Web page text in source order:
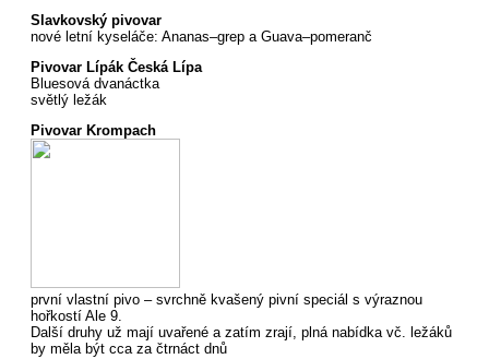
Slavkovský pivovar
nové letní kyseláče: Ananas–grep a Guava–pomeranč
Pivovar Lípák Česká Lípa
Bluesová dvanáctka
světlý ležák
Pivovar Krompach
první vlastní pivo – svrchně kvašený pivní speciál s výraznou
hořkostí Ale 9.
Další druhy už mají uvařené a zatím zrají, plná nabídka vč. ležáků
by měla být cca za čtrnáct dnů